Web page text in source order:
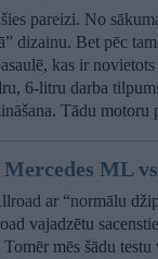
pareizi. No
dizainu. Bet pēc
kas ir
6-litru darba
Tādu motoru
ML
ar “normālu
vajadzētu
mēs šādu